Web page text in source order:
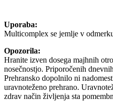
Uporaba:
Multicomplex se jemlje v
Opozorila:
Hranite izven dosega majhnih
nosečnostjo. Priporočenih
Prehransko dopolnilo ni
uravnoteženo prehrano.
zdrav način življenja sta